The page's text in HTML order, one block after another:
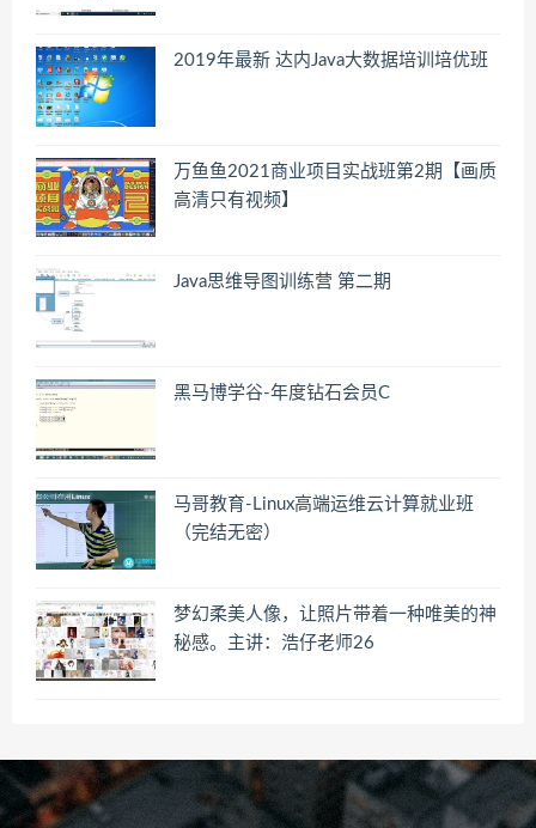
2019年最新 达内Java大数据培训培优班
万鱼鱼2021商业项目实战班第2期【画质
高清只有视频】
Java思维导图训练营 第二期
黑马博学谷-年度钻石会员C
马哥教育-Linux高端运维云计算就业班
（完结无密）
梦幻柔美人像，让照片带着一种唯美的神
秘感。主讲：浩仔老师26